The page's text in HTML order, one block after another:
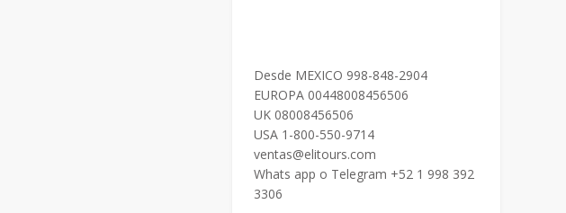
Desde MEXICO 998-848-2904
EUROPA 00448008456506
UK 08008456506
USA 1-800-550-9714
ventas@elitours.com
Whats app o Telegram +52 1 998 392
3306